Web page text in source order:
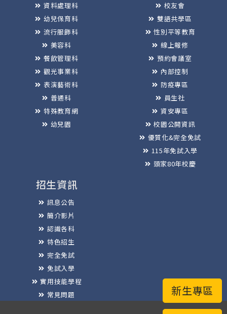
新生專區
資料處理科
幼兒保育科
流行服飾科
美容科
餐飲管理科
觀光事業科
表演藝術科
普通科
特殊教育網
幼兒園
校友會
雙語共學區
性別平等教育
線上報修
預約會議室
內部控制
防疫專區
員生社
資安專區
校園公開資訊
優質化&完全免試
115年免試入學
頭家80年校慶
招生資訊
訊息公告
簡介影片
認識各科
特色招生
完全免試
免試入學
實用技能學程
常見問題